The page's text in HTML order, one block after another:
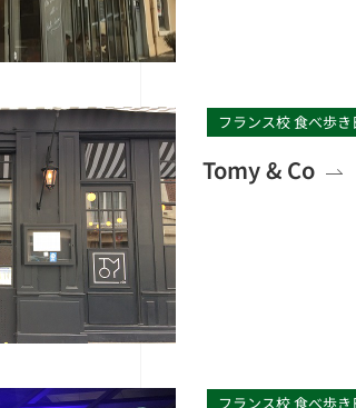
フランス校 食べ歩き
Tomy & Co
フランス校 食べ歩き